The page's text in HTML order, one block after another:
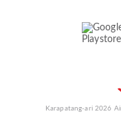
Karapatang-ari 2026